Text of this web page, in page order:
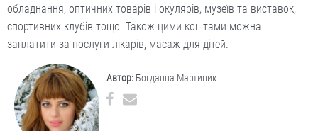
обладнання, оптичних товарів і окулярів, музеїв та виставок,
спортивних клубів тощо. Також цими коштами можна
заплатити за послуги лікарів, масаж для дітей.
Автор: Богданна Мартиник